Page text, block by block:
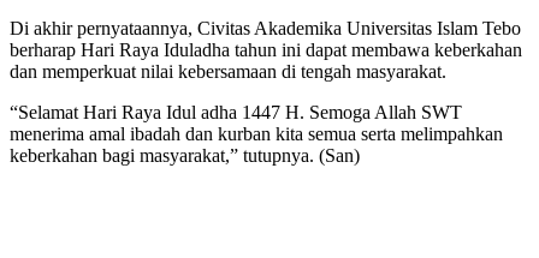
Di akhir pernyataannya, Civitas Akademika Universitas Islam Tebo
berharap Hari Raya Iduladha tahun ini dapat membawa keberkahan
dan memperkuat nilai kebersamaan di tengah masyarakat.
“Selamat Hari Raya Idul adha 1447 H. Semoga Allah SWT
menerima amal ibadah dan kurban kita semua serta melimpahkan
keberkahan bagi masyarakat,” tutupnya. (San)